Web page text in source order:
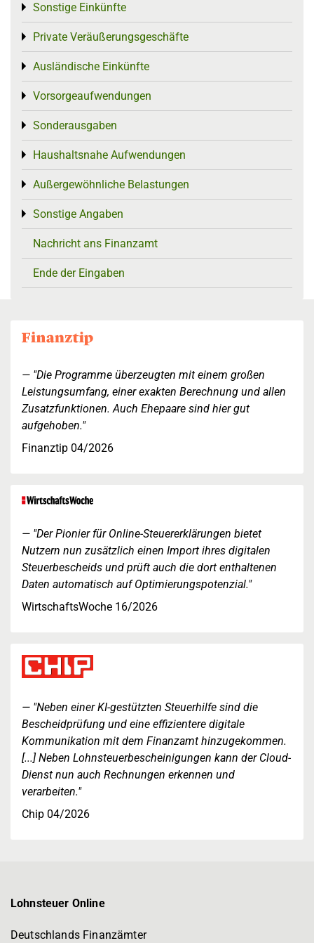
Sonstige Einkünfte
Toggle menu
Private Veräußerungsgeschäfte
Toggle menu
Ausländische Einkünfte
Toggle menu
Vorsorgeaufwendungen
Toggle menu
Sonderausgaben
Toggle menu
Haushaltsnahe Aufwendungen
Toggle menu
Außergewöhnliche Belastungen
Toggle menu
Sonstige Angaben
Toggle menu
Nachricht ans Finanzamt
Ende der Eingaben
"Die Programme überzeugten mit einem großen
Leistungsumfang, einer exakten Berechnung und allen
Zusatzfunktionen. Auch Ehepaare sind hier gut
aufgehoben."
Finanztip 04/2026
"Der Pionier für Online-Steuererklärungen bietet
Nutzern nun zusätzlich einen Import ihres digitalen
Steuerbescheids und prüft auch die dort enthaltenen
Daten automatisch auf Optimierungspotenzial."
WirtschaftsWoche 16/2026
"Neben einer KI-gestützten Steuerhilfe sind die
Bescheidprüfung und eine effizientere digitale
Kommunikation mit dem Finanzamt hinzugekommen.
[...] Neben Lohnsteuerbescheinigungen kann der Cloud-
Dienst nun auch Rechnungen erkennen und
verarbeiten."
Chip 04/2026
Lohnsteuer Online
Deutschlands Finanzämter